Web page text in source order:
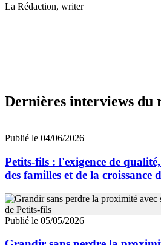
La Rédaction, writer
Dernières interviews du
Publié le 04/06/2026
Petits-fils : l'exigence de
des familles et de la croissance
Publié le 05/05/2026